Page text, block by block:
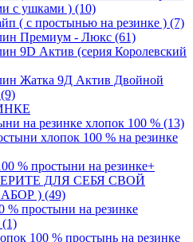
с ушками ) (10)
( с простынью на резинке ) (7)
Премиум - Люкс (61)
9D Актив (серия Королевский
Жатка 9Д Актив Двойной
на резинке хлопок 100 % (13)
хлопок 100 % на резинке
% простыни на резинке+
ДЛЯ СЕБЯ СВОЙ
) (49)
% простыни на резинке
(1)
100 % простынь на резинке